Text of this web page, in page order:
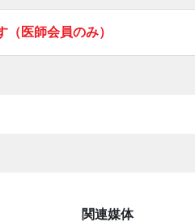
医師会員のみ）
関連媒体